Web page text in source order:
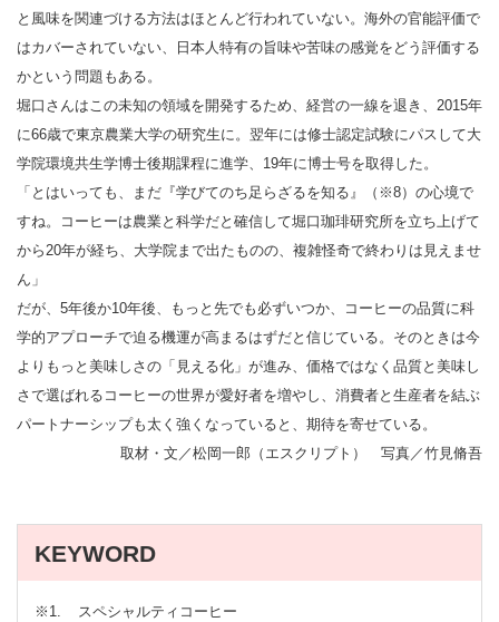
と風味を関連づける方法はほとんど行われていない。海外の官能評価で
はカバーされていない、日本人特有の旨味や苦味の感覚をどう評価する
かという問題もある。
堀口さんはこの未知の領域を開発するため、経営の一線を退き、2015年
に66歳で東京農業大学の研究生に。翌年には修士認定試験にパスして大
学院環境共生学博士後期課程に進学、19年に博士号を取得した。
「とはいっても、まだ『学びてのち足らざるを知る』（※8）の心境で
すね。コーヒーは農業と科学だと確信して堀口珈琲研究所を立ち上げて
から20年が経ち、大学院まで出たものの、複雑怪奇で終わりは見えませ
ん」
だが、5年後か10年後、もっと先でも必ずいつか、コーヒーの品質に科
学的アプローチで迫る機運が高まるはずだと信じている。そのときは今
よりもっと美味しさの「見える化」が進み、価格ではなく品質と美味し
さで選ばれるコーヒーの世界が愛好者を増やし、消費者と生産者を結ぶ
パートナーシップも太く強くなっていると、期待を寄せている。
取材・文／松岡一郎（エスクリプト） 写真／竹見脩吾
KEYWORD
※1
スペシャルティコーヒー